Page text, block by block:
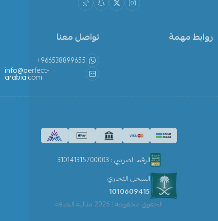
روابط مهمة تواصل معنا
+966538899655
info@perfect-
arabia.com
الحقوق محفوظة | 2026 مثالية النظافة
السجل التجاري
1010609415
الرقم الضريبي : 310141315700003